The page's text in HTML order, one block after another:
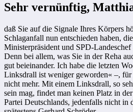
Sehr vernünftig,
daß Sie auf die Signale Ihres Körpers
Schlaganfall nun entschieden haben,
Ministerpräsident und SPD-
Denn bei allem, was Sie in der Reha
gut beieinander. Ich habe die letzten
Linksdrall ist weniger geworden« –,
nicht mehr. Mit einem Linksdrall, so
sein mag, findet man keinen Platz in
Partei Deutschlands, jedenfalls nicht in